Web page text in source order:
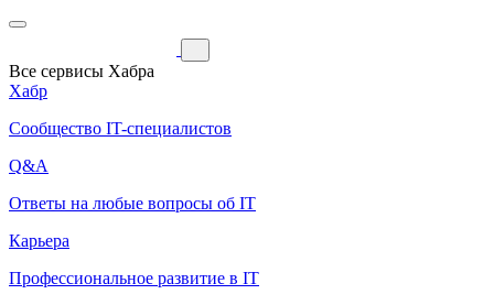
Все сервисы Хабра
Хабр
Сообщество IT-специалистов
Q&A
Ответы на любые вопросы об IT
Карьера
Профессиональное развитие в IT